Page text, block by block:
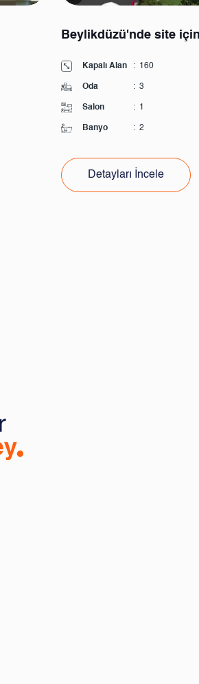
Beylikdüzü'nde site
Kapalı Alan : 160
Oda : 3
Salon : 1
Banyo : 2
Detayları İncele